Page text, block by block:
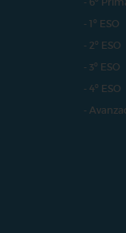
- 1º ESO
- 2º ESO
- 3º ESO
- 4º ESO
-